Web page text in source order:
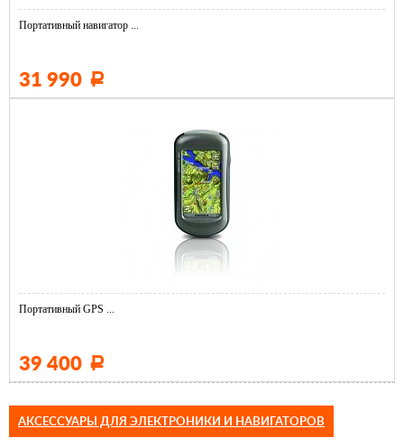
Портативный навигатор ...
31 990 Р
Портативный GPS ...
39 400 Р
АКСЕССУАРЫ ДЛЯ ЭЛЕКТРОНИКИ И НАВИГАТОРОВ